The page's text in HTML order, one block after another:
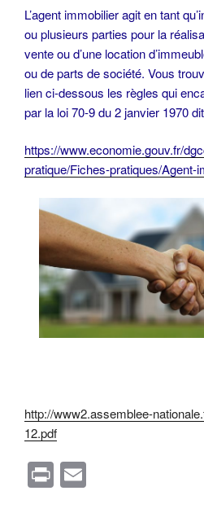
L’agent immobilier agit en tant
ou plusieurs parties pour la
vente ou d’une location
ou de parts de société. Vous
lien ci-dessous les règles qui
par la loi 70-9 du 2 janvier 1970
https://www.economie.gouv.fr/
pratique/Fiches-pratiques/Agent-
http://www2.assemblee-
12.pdf
Pr